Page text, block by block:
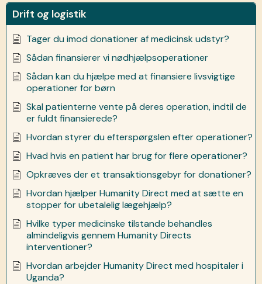
Drift og logistik
Tager du imod donationer af medicinsk udstyr?
Sådan finansierer vi nødhjælpsoperationer
Sådan kan du hjælpe med at finansiere livsvigtige
operationer for børn
Skal patienterne vente på deres operation, indtil de
er fuldt finansierede?
Hvordan styrer du efterspørgslen efter operationer?
Hvad hvis en patient har brug for flere operationer?
Opkræves der et transaktionsgebyr for donationer?
Hvordan hjælper Humanity Direct med at sætte en
stopper for ubetalelig lægehjælp?
Hvilke typer medicinske tilstande behandles
almindeligvis gennem Humanity Directs
interventioner?
Hvordan arbejder Humanity Direct med hospitaler i
Uganda?